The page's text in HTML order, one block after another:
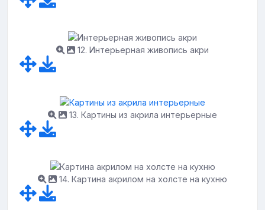
12. Интерьерная живопись акри
13. Картины из акрила интерьерные
14. Картина акрилом на холсте на кухню